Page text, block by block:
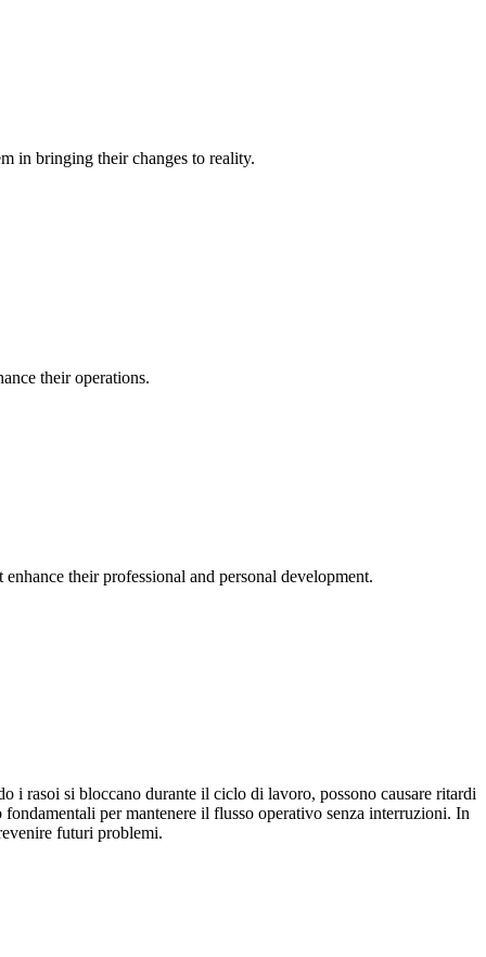
in bringing their changes to reality.
their operations.
their professional and personal development.
i rasoi si bloccano durante il ciclo di lavoro, possono causare ritardi
per mantenere il flusso operativo senza interruzioni. In
futuri problemi.